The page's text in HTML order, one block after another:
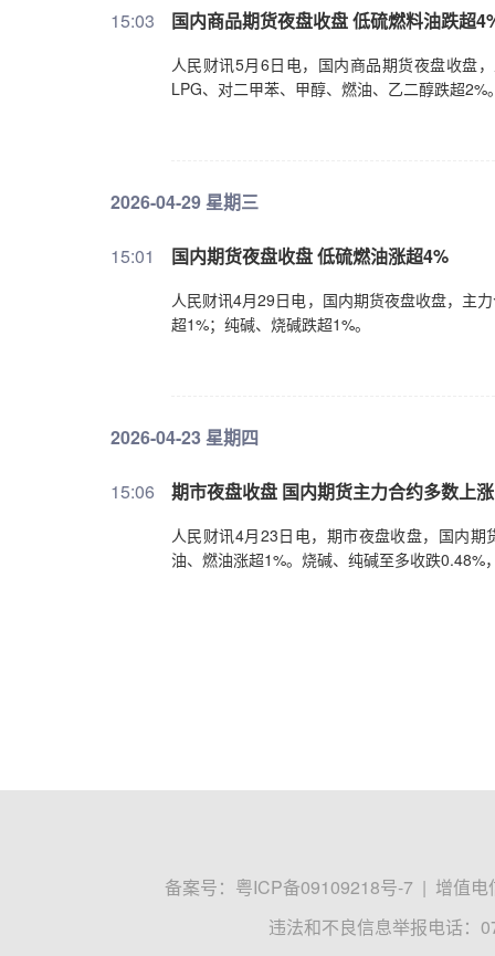
15:03 国内商品期货夜盘收盘 低硫燃料油跌超
人民财讯5月6日电，国内商品期货夜盘收盘
LPG、对二甲苯、甲醇、燃油、乙二醇跌超2%
2026-04-29 星期三
15:01 国内期货夜盘收盘 低硫燃油涨超4%
人民财讯4月29日电，国内期货夜盘收盘，主
超1%；纯碱、烧碱跌超1%。
2026-04-23 星期四
15:06 期市夜盘收盘 国内期货主力合约多数上涨
人民财讯4月23日电，期市夜盘收盘，国内
油、燃油涨超1%。烧碱、纯碱至多收跌0.48%
备案号： 粤ICP备09109218号-7 | 增值电
违法和不良信息举报电话：